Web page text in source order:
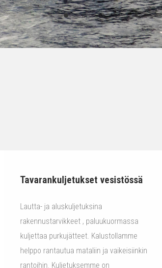
Tavarankuljetukset vesistössä
Lautta- ja aluskuljetuksina
rakennustarvikkeet , paluukuormassa
kuljettaa purkujätteet. Kalustollamme
helppo rantautua mataliin ja vaikeisiinkin
rantoihin. Kuljetuksemme on